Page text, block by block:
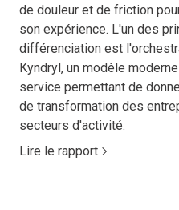
de douleur et de friction
son expérience. L'un des
différenciation est
Kyndryl, un modèle
service permettant de
de transformation des
secteurs d'activité.
Lire le rapport